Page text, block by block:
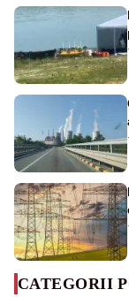
CATEGORII